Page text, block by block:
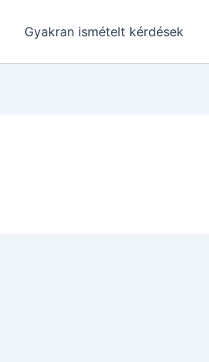
Gyakran ismételt kérdések